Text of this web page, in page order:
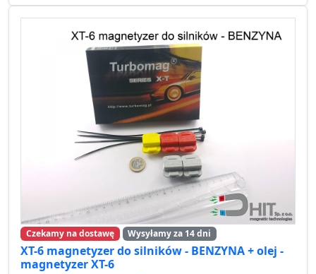
Czekamy na dostawę Wysyłamy za 14 dni
XT-6 magnetyzer do silników - BENZYNA + olej -
magnetyzer XT-6